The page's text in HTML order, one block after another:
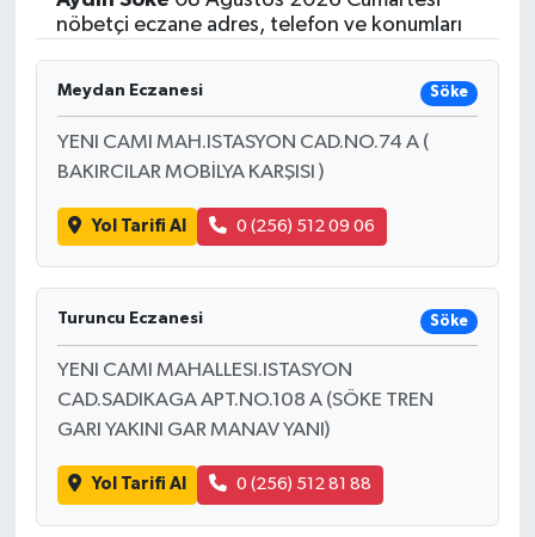
nöbetçi eczane adres, telefon ve konumları
Meydan Eczanesi Söke
YENI CAMI MAH.ISTASYON CAD.NO.74 A (
BAKIRCILAR MOBİLYA KARŞISI )
Yol Tarifi Al 0 (256) 512 09 06
Turuncu Eczanesi Söke
YENI CAMI MAHALLESI.ISTASYON
CAD.SADIKAGA APT.NO.108 A (SÖKE TREN
GARI YAKINI GAR MANAV YANI)
Yol Tarifi Al 0 (256) 512 81 88